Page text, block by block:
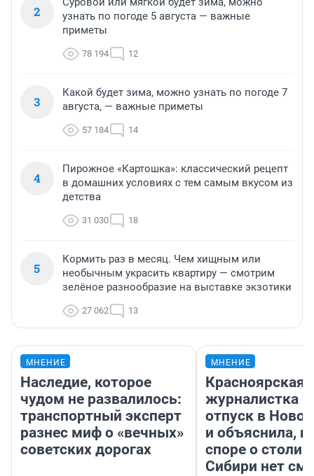
2
узнать по погоде 5 августа — важные
приметы
78 194 12
3
Какой будет зима, можно узнать по погоде 7
августа, — важные приметы
57 184 14
4
Пирожное «Картошка»: классический рецепт
в домашних условиях с тем самым вкусом из
детства
31 030 18
5
Кормить раз в месяц. Чем хищным или
необычным украсить квартиру — смотрим
зелёное разнообразие на выставке экзотики
27 062 13
МНЕНИЕ
Наследие, которое
чудом не развалилось:
транспортный эксперт
разнес миф о «вечных»
советских дорогах
МНЕНИЕ
Красноярская
журналистка
отпуск в
и объяснила,
споре о
Сибири нет